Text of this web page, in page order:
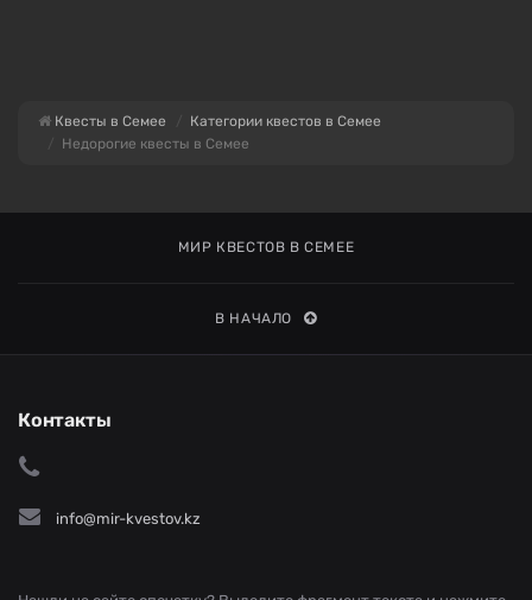
Квесты в Семее
Категории квестов в Семее
Недорогие квесты в Семее
МИР КВЕСТОВ В СЕМЕЕ
В НАЧАЛО
Контакты
info@mir-kvestov.kz